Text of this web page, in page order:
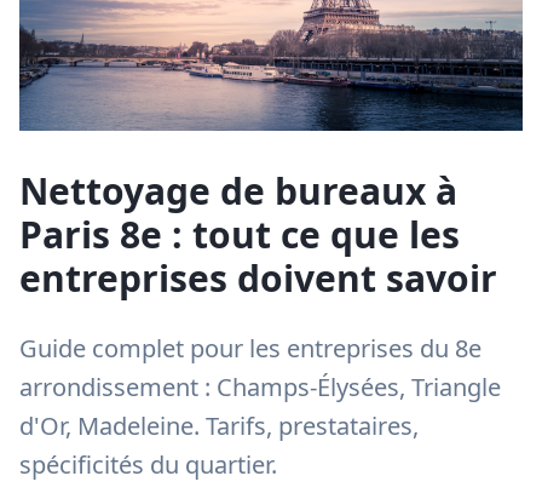
Nettoyage de bureaux à
Paris 8e : tout ce que les
entreprises doivent savoir
Guide complet pour les entreprises du 8e
arrondissement : Champs-Élysées, Triangle
d'Or, Madeleine. Tarifs, prestataires,
spécificités du quartier.